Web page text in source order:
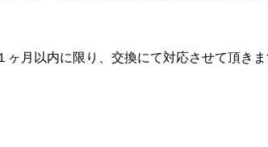
ヶ月以内に限り、交換にて対応させて頂きま